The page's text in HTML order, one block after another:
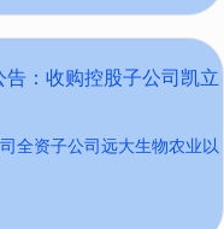
：收购控股子公司凯立
全资子公司远大生物农业以